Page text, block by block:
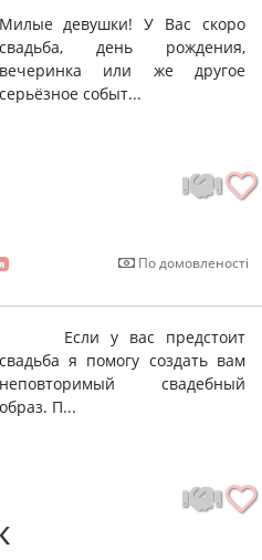
Милые девушки! У Вас скоро
свадьба, день рождения,
вечеринка или же другое
серьёзное событ...
По домовленості
Если у вас предстоит
свадьба я помогу создать вам
неповторимый свадебный
образ. П...